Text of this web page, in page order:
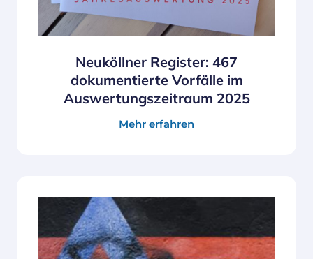
Neuköllner Register: 467
dokumentierte Vorfälle im
Auswertungszeitraum 2025
Mehr erfahren